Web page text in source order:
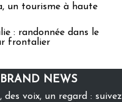
un tourisme à haute
: randonnée dans le
frontalier
BRAND NEWS
des voix, un regard : suivez